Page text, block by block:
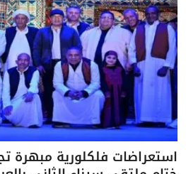
استعراضات فلكلورية مبهرة